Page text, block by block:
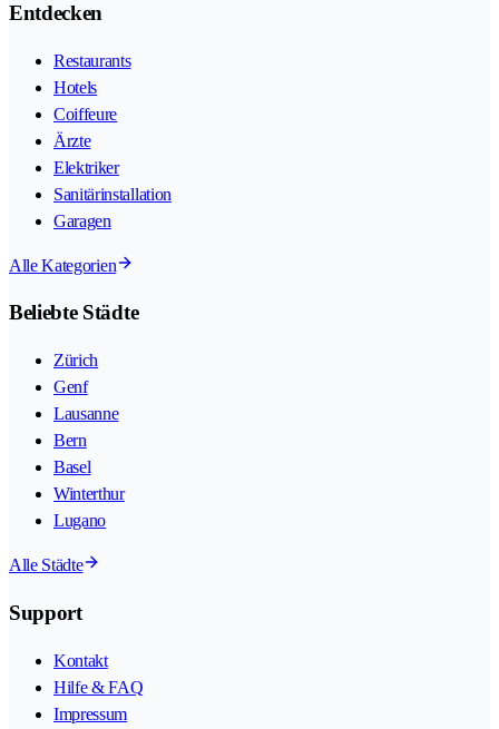
Entdecken
Restaurants
Hotels
Coiffeure
Ärzte
Elektriker
Sanitärinstallation
Garagen
Alle Kategorien
Beliebte Städte
Zürich
Genf
Lausanne
Bern
Basel
Winterthur
Lugano
Alle Städte
Support
Kontakt
Hilfe & FAQ
Impressum